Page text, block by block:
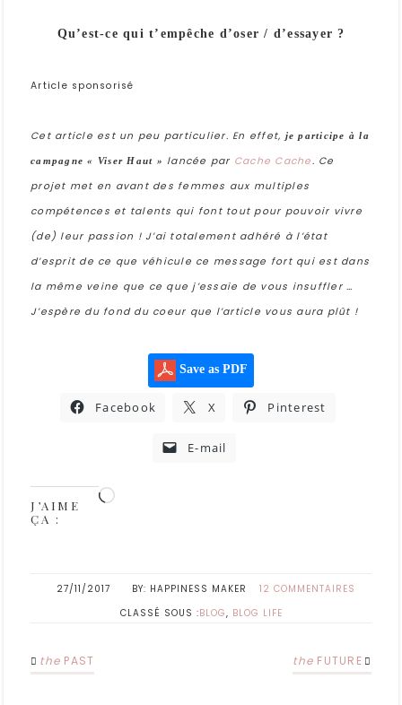
Qu’est-ce qui t’empêche d’oser / d’essayer ?
Article sponsorisé
Cet article est un peu particulier. En effet, je participe à la
campagne « Viser Haut » lancée par Cache Cache. Ce
projet met en avant des femmes aux multiples
compétences et talents qui font tout pour pouvoir vivre
(de) leur passion ! J’ai totalement adhéré à l’état
d’esprit de ce que véhicule ce message fort qui est dans
la même veine que ce que j’essaie de vous insuffler …
J’espère du fond du coeur que l’article vous aura plût !
Save as PDF
Facebook X Pinterest
E-mail
J’AIME
ÇA :
27/11/2017 HAPPINESS MAKER
12 COMMENTAIRES
CLASSÉ SOUS :BLOG, BLOG LIFE
the PAST the FUTURE